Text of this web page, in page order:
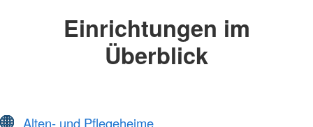
Einrichtungen im
Überblick
Alten- und Pflegeheime